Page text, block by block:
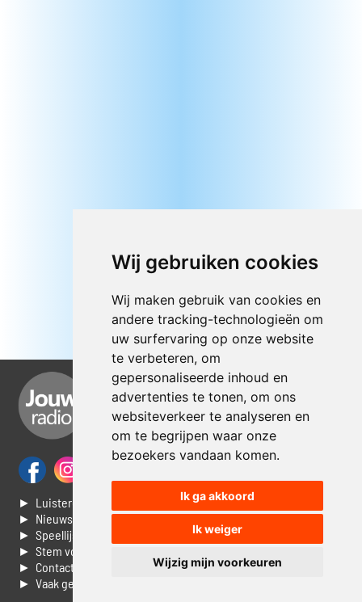
Wij gebruiken cookies
Wij maken gebruik van cookies en
andere tracking-technologieën om
uw surfervaring op onze website
te verbeteren, om
gepersonaliseerde inhoud en
advertenties te tonen, om ons
websiteverkeer te analyseren en
om te begrijpen waar onze
bezoekers vandaan komen.
Ik ga akkoord
Ik weiger
Wijzig mijn voorkeuren
► Luisteren naar Jouwradio
► Nieuws
► Speellijst
► Stem voor de Dag top 3
► Contacteer ons
► Vaak gestelde vragen